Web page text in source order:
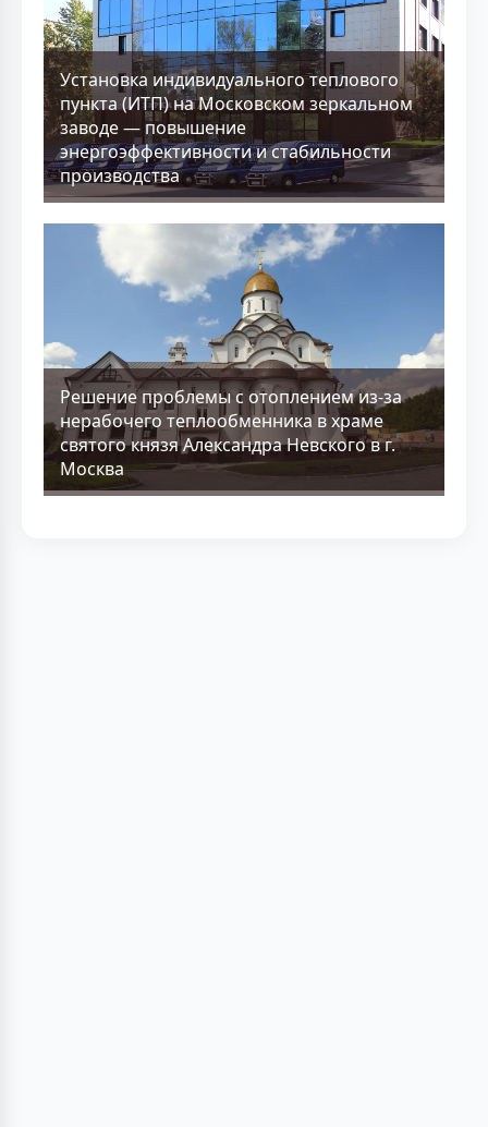
Установка индивидуального теплового
пункта (ИТП) на Московском зеркальном
заводе — повышение
энергоэффективности и стабильности
производства
Решение проблемы с отоплением из-за
нерабочего теплообменника в храме
святого князя Александра Невского в г.
Москва